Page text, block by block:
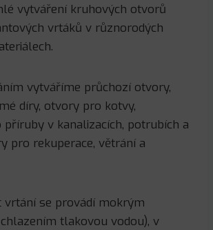
vytváření kruhových otvorů
vrtáků v různorodých
vytváříme průchozí otvory,
díry, otvory pro kotvy,
v kanalizacích, potrubích a
pro rekuperace, větrání a
vrtání se provádí mokrým
tlakovou vodou), v